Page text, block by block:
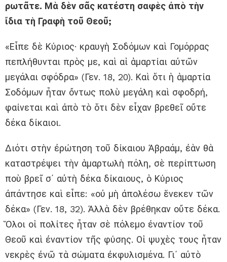
ρωτᾶτε. Μὰ δὲν σᾶς κατέστη σαφὲς ἀπὸ τὴν
ἴδια τὴ Γραφὴ τοῦ Θεοῦ;
«Εἶπε δὲ Κύριος· κραυγὴ Σοδόμων καὶ Γομόρρας
πεπλήθυνται πρὸς με, καὶ αἱ ἁμαρτίαι αὐτῶν
μεγάλαι σφόδρα» (Γεν. 18, 20). Καὶ ὅτι ἡ ἁμαρτία
Σοδόμων ἦταν ὄντως πολὺ μεγάλη καὶ σφοδρή,
φαίνεται καὶ ἀπὸ τὸ ὅτι δὲν εἶχαν βρεθεῖ οὔτε
δέκα δίκαιοι.
Διότι στὴν ἐρώτηση τοῦ δίκαιου Ἀβραάμ, ἐὰν θὰ
καταστρέψει τὴν ἁμαρτωλὴ πόλη, σὲ περίπτωση
ποὺ βρεῖ σ΄ αὐτὴ δέκα δίκαιους, ὁ Κύριος
ἀπάντησε καὶ εἶπε: «οὐ μὴ ἀπολέσω ἕνεκεν τῶν
δέκα» (Γεν. 18, 32). Ἀλλὰ δὲν βρέθηκαν οὔτε δέκα.
Ὅλοι οἱ πολίτες ἦταν σὲ πόλεμο ἐναντίον τοῦ
Θεοῦ καὶ ἐναντίον τῆς φύσης. Οἱ ψυχὲς τους ἦταν
νεκρὲς ἐνῶ τὰ σώματα ἐκφυλισμένα. Γι΄ αὐτὸ